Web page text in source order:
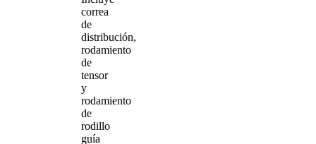
correa
de
distribución,
rodamiento
de
tensor
y
rodamiento
de
rodillo
guía